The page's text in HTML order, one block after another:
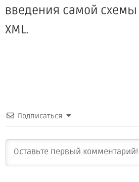
введения самой
XML.
Подписаться